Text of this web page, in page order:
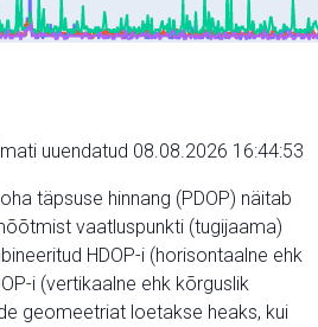
uuendatud 08.08.2026 16:44:53
täpsuse hinnang (PDOP) näitab
vaatluspunkti (tugijaama)
HDOP-i (horisontaalne ehk
i (vertikaalne ehk kõrguslik
geomeetriat loetakse heaks, kui